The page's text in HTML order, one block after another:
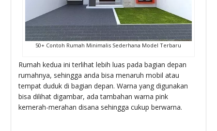
50+ Contoh Rumah Minimalis Sederhana Model Terbaru
Rumah kedua ini terlihat lebih luas pada bagian depan
rumahnya, sehingga anda bisa menaruh mobil atau
tempat duduk di bagian depan. Warna yang digunakan
bisa dilihat digambar, ada tambahan warna pink
kemerah-merahan disana sehingga cukup berwarna.